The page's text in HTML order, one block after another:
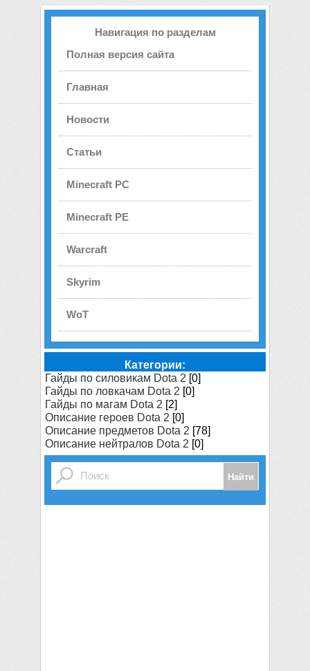
Навигация по разделам
Полная версия сайта
Главная
Новости
Статьи
Minecraft PC
Minecraft PE
Warcraft
Skyrim
WoT
Категории:
Гайды по силовикам Dota 2 [0]
Гайды по ловкачам Dota 2 [0]
Гайды по магам Dota 2 [2]
Описание героев Dota 2 [0]
Описание предметов Dota 2 [78]
Описание нейтралов Dota 2 [0]